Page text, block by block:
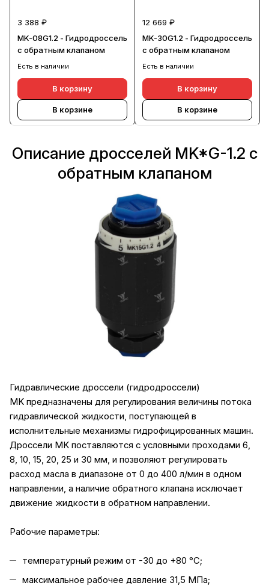
3 388 ₽
MK-08G1.2 - Гидродроссель
с обратным клапаном
Есть в наличии
В корзину
В корзине
12 669 ₽
MK-30G1.2 - Гидродроссель
с обратным клапаном
Есть в наличии
В корзину
В корзине
Описание дросселей MK*G-1.2 с
обратным клапаном
Гидравлические дроссели (гидродроссели)
MK предназначены для регулирования величины потока
гидравлической жидкости, поступающей в
исполнительные механизмы гидрофицированных машин.
Дроссели MK поставляются с условными проходами 6,
8, 10, 15, 20, 25 и 30 мм, и позволяют регулировать
расход масла в диапазоне от 0 до 400 л/мин в одном
направлении, а наличие обратного клапана исключает
движение жидкости в обратном направлении.
Рабочие параметры:
температурный режим от -30 до +80 °C;
максимальное рабочее давление 31,5 МПа;